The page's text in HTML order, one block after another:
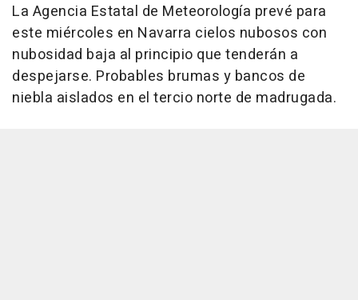
La Agencia Estatal de Meteorología prevé para
este miércoles en Navarra cielos nubosos con
nubosidad baja al principio que tenderán a
despejarse. Probables brumas y bancos de
niebla aislados en el tercio norte de madrugada.